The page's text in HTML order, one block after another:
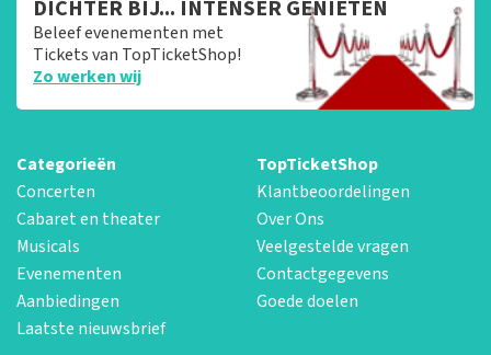
DICHTER BIJ... INTENSER GENIETEN
Beleef evenementen met
Tickets van TopTicketShop!
Zo werken wij
Categorieën
Concerten
Cabaret en theater
Musicals
Evenementen
Aanbiedingen
Laatste nieuwsbrief
TopTicketShop
Klantbeoordelingen
Over Ons
Veelgestelde vragen
Contactgegevens
Goede doelen